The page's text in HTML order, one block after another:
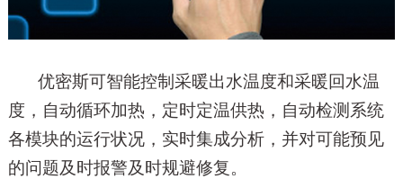
优密斯可智能控制采暖出水温度和采暖回水温
度，自动循环加热，定时定温供热，自动检测系统
各模块的运行状况，实时集成分析，并对可能预见
的问题及时报警及时规避修复。